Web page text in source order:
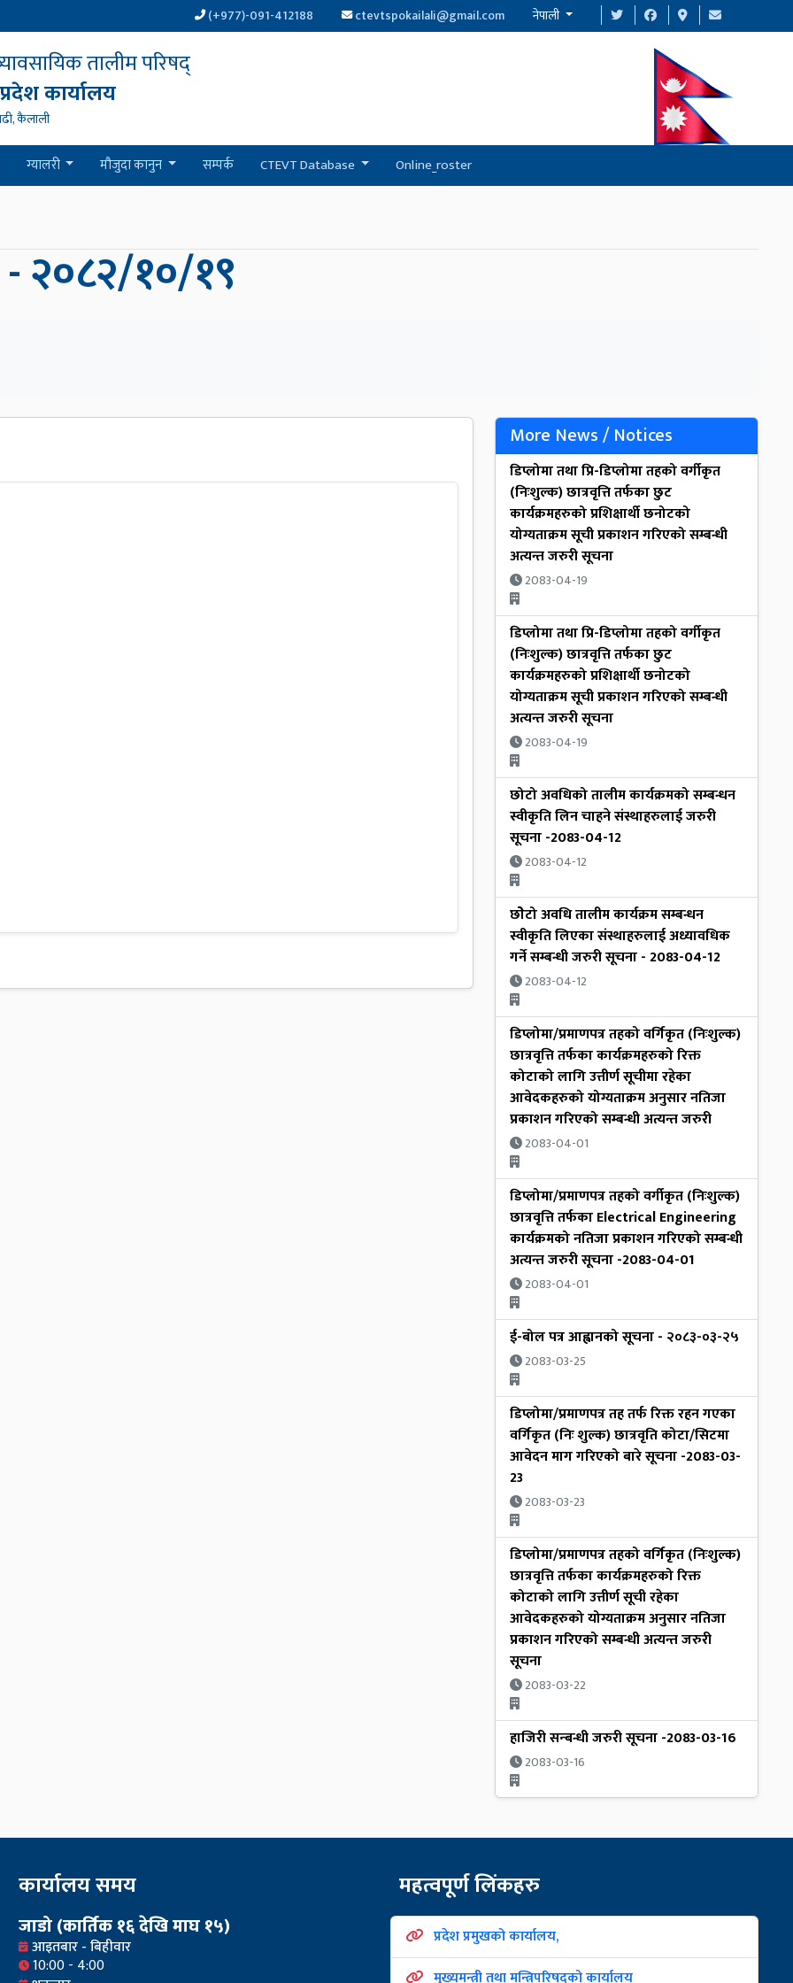
(+977)-091-412188 ctevtspokailali@gmail.com नेपाली
तालीम परिषद्
कार्यालय
कैलाली
ग्यालरी मौजुदा कानुन सम्पर्क CTEVT Database Online_roster
२०८२/१०/१९
More News / Notices
डिप्लोमा तथा प्रि-डिप्लोमा तहको वर्गीकृत
(निःशुल्क) छात्रवृत्ति तर्फका छुट
कार्यक्रमहरुको प्रशिक्षार्थी छनोटको
योग्यताक्रम सूची प्रकाशन गरिएको सम्बन्धी
अत्यन्त जरुरी सूचना
2083-04-19
डिप्लोमा तथा प्रि-डिप्लोमा तहको वर्गीकृत
(निःशुल्क) छात्रवृत्ति तर्फका छुट
कार्यक्रमहरुको प्रशिक्षार्थी छनोटको
योग्यताक्रम सूची प्रकाशन गरिएको सम्बन्धी
अत्यन्त जरुरी सूचना
2083-04-19
छोटो अवधिको तालीम कार्यक्रमको सम्बन्धन
स्वीकृति लिन चाहने संस्थाहरुलाई जरुरी
सूचना -2083-04-12
2083-04-12
छोेटो अवधि तालीम कार्यक्रम सम्बन्धन
स्वीकृति लिएका संस्थाहरुलाई अध्यावधिक
गर्ने सम्बन्धी जरुरी सूचना - 2083-04-12
2083-04-12
डिप्लोमा/प्रमाणपत्र तहको वर्गिकृत (निःशुल्क)
छात्रवृत्ति तर्फका कार्यक्रमहरुको रिक्त
कोटाको लागि उत्तीर्ण सूचीमा रहेका
आवेदकहरुको योग्यताक्रम अनुसार नतिजा
प्रकाशन गरिएको सम्बन्धी अत्यन्त जरुरी
2083-04-01
डिप्लोमा/प्रमाणपत्र तहको वर्गीकृत (निःशुल्क)
छात्रवृत्ति तर्फका Electrical Engineering
कार्यक्रमको नतिजा प्रकाशन गरिएको सम्बन्धी
अत्यन्त जरुरी सूचना -2083-04-01
2083-04-01
ई-बोल पत्र आह्वानको सूचना - २०८३-०३-२५
2083-03-25
डिप्लोमा/प्रमाणपत्र तह तर्फ रिक्त रहन गएका
वर्गिकृत (निः शुल्क) छात्रवृति कोटा/सिटमा
आवेदन माग गरिएको बारे सूचना -2083-03-
23
2083-03-23
डिप्लोमा/प्रमाणपत्र तहको वर्गिकृत (निःशुल्क)
छात्रवृत्ति तर्फका कार्यक्रमहरुको रिक्त
कोटाको लागि उत्तीर्ण सूची रहेका
आवेदकहरुको योग्यताक्रम अनुसार नतिजा
प्रकाशन गरिएको सम्बन्धी अत्यन्त जरुरी
सूचना
2083-03-22
हाजिरी सन्बन्धी जरुरी सूचना -2083-03-16
2083-03-16
कार्यालय समय
जाडो (कार्तिक १६ देखि माघ १५)
आइतबार - बिहीवार
10:00 - 4:00
महत्वपूर्ण लिंकहरु
प्रदेश प्रमुखको कार्यालय,
मुख्यमन्त्री तथा मन्त्रिपरिषद्को कार्यालय